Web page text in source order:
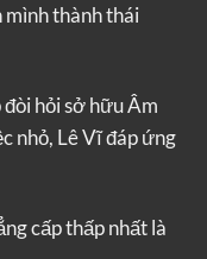
thành thái
hỏi sở hữu Âm
nhỏ, Lê Vĩ đáp ứng
cấp thấp nhất là